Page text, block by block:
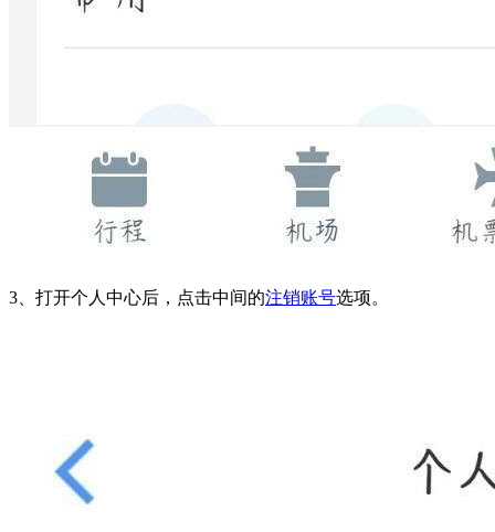
3、打开个人中心后，点击中间的注销账号选项。